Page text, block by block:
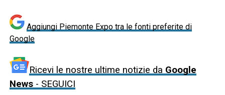
Aggiungi Piemonte Expo tra le fonti preferite di
Google
Ricevi le nostre ultime notizie da Google
News- SEGUICI